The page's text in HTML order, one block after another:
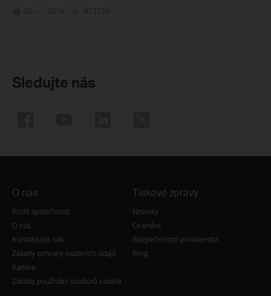
05-11-2018 873724
Sledujte nás
O nás
Profil společnosti
O nás
Kontaktujte nás
Zásady ochrany osobních údajů
Kariéra
Zásady používání souborů cookie
Tiskové zprávy
Novinky
Ocenění
Bezpečnostní poradenství
Blog